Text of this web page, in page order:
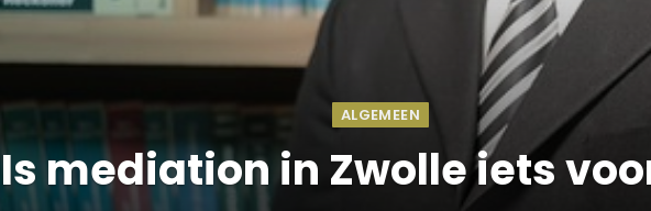
ALGEMEEN
Is mediation in Zwolle iets